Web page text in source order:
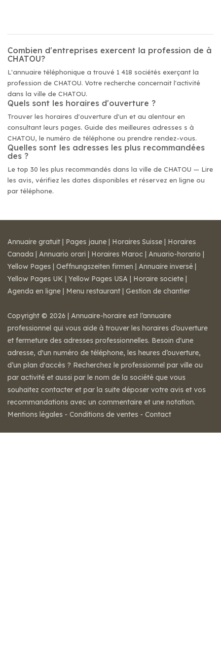
Combien d'entreprises exercent la profession de à
CHATOU?
L'annuaire téléphonique a trouvé 1 418 sociétés exerçant la
profession de CHATOU. Votre recherche concernait l'activité
dans la ville de CHATOU.
Quels sont les horaires d'ouverture ?
Trouver les horaires d'ouverture d'un et au alentour en
consultant leurs pages. Guide des meilleures adresses s à
CHATOU, le numéro de téléphone ou prendre rendez-vous.
Quelles sont les adresses les plus recommandées
des ?
Le top 30 les plus recommandés dans la ville de CHATOU — Lire
les avis, vérifiez les dates disponibles et réservez en ligne ou
par téléphone.
Annuaire gratuit | Pages jaune | Horaires Suisse | Horaires
Canada | Annuario orari | Horaires Maroc | Anuario-horario |
Yellow Pages | Oeffnungszeiten firmen | Annuaire inversé |
Yellow Pages UK | Yellow Pages USA | Horaire societe |
Agenda en ligne | Menu restaurant | Gestion de chantier
Copyright © 2026 | Annuaire-horaire est l’annuaire
professionnel qui vous aide à trouver les horaires d’ouverture
et fermeture des adresses professionnelles. Besoin d'une
adresse, d'un numéro de téléphone, les heures d’ouverture,
d’un plan d'accès ? Recherchez le professionnel par ville ou
par activité et aussi par le nom de la société que vous
souhaitez contacter et par la suite déposer votre avis et vos
recommandations avec un commentaire et une notation.
Mentions légales - Conditions de ventes - Contact